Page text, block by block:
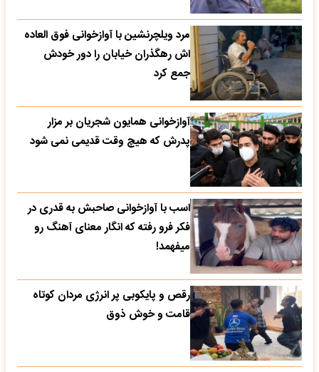
مرد ویلچرنشین با آوازخوانی فوق العاده
اش رهگذران خیابان را دور خودش
جمع کرد
آوازخوانی همایون شجریان بر مزار
پدرش که هیچ وقت قدیمی نمی شود
اسب با آوازخوانی صاحبش به قدری در
فکر فرو رفته که انگار معنای آهنگ رو
میفهمد!
رقص و پایکوبی پر انرژی مردان کوتاه
قامت و خوش ذوق